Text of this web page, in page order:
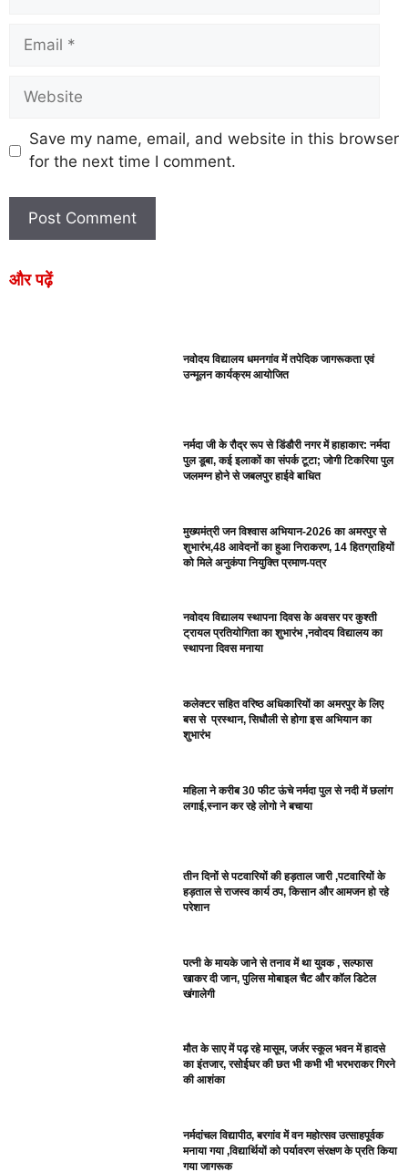
Save my name, email, and website in this browser
for the next time I comment.
और पढ़ें
नवोदय विद्यालय धमनगांव में तपेदिक जागरूकता एवं
उन्मूलन कार्यक्रम आयोजित
नर्मदा जी के रौद्र रूप से डिंडौरी नगर में हाहाकार: नर्मदा
पुल डूबा, कई इलाकों का संपर्क टूटा; जोगी टिकरिया पुल
जलमग्न होने से जबलपुर हाईवे बाधित
मुख्यमंत्री जन विश्वास अभियान-2026 का अमरपुर से
शुभारंभ,48 आवेदनों का हुआ निराकरण, 14 हितग्राहियों
को मिले अनुकंपा नियुक्ति प्रमाण-पत्र
नवोदय विद्यालय स्थापना दिवस के अवसर पर कुश्ती
ट्रायल प्रतियोगिता का शुभारंभ ,नवोदय विद्यालय का
स्थापना दिवस मनाया
कलेक्टर सहित वरिष्ठ अधिकारियों का अमरपुर के लिए
बस से प्रस्थान, सिधौली से होगा इस अभियान का
शुभारंभ
महिला ने करीब 30 फीट ऊंचे नर्मदा पुल से नदी में छलांग
लगाई,स्नान कर रहे लोगो ने बचाया
तीन दिनों से पटवारियों की हड़ताल जारी ,पटवारियों के
हड़ताल से राजस्व कार्य ठप, किसान और आमजन हो रहे
परेशान
पत्नी के मायके जाने से तनाव में था युवक , सल्फास
खाकर दी जान, पुलिस मोबाइल चैट और कॉल डिटेल
खंगालेगी
मौत के साए में पढ़ रहे मासूम, जर्जर स्कूल भवन में हादसे
का इंतजार, रसोईघर की छत भी कभी भी भरभराकर गिरने
की आशंका
नर्मदांचल विद्यापीठ, बरगांव में वन महोत्सव उत्साहपूर्वक
मनाया गया ,विद्यार्थियों को पर्यावरण संरक्षण के प्रति किया
गया जागरूक